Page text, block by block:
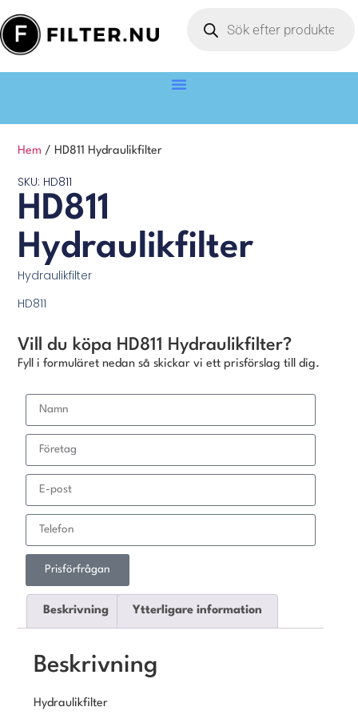
Hem / HD811 Hydraulikfilter
SKU: HD811
HD811
Hydraulikfilter
Hydraulikfilter
HD811
Vill du köpa HD811 Hydraulikfilter?
Fyll i formuläret nedan så skickar vi ett prisförslag till dig.
Prisförfrågan
Beskrivning Ytterligare information
Beskrivning
Hydraulikfilter